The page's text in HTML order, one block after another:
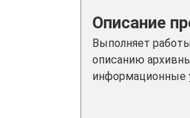
Описание
Выполняет
описанию
информационные